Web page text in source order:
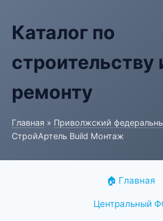
Каталог по
строительству
ремонту
Главная » Приволжский
СтройАртель Build Монтаж
🏠 Главная
Центральный